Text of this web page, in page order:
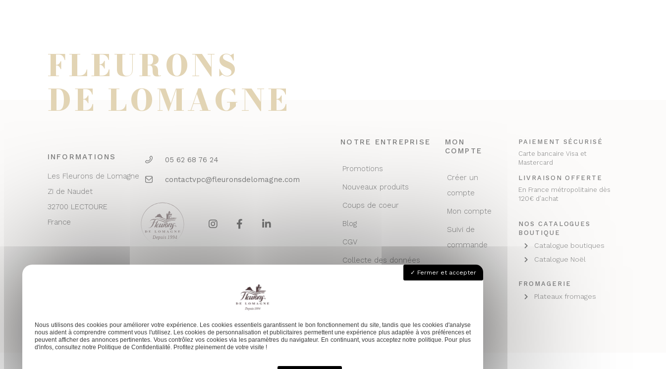
FLEURONS
DE LOMAGNE
INFORMATIONS
Les Fleurons de Lomagne
ZI de Naudet
32700 LECTOURE
France
05 62 68 76 24
contactvpc@fleuronsdelomagne.com
Depuis 1994
NOTRE ENTREPRISE
Promotions
Nouveaux produits
Coups de coeur
Blog
CGV
Collecte des données
MON
COMPTE
Créer un
compte
Mon compte
Suivi de
commande
PAIEMENT SÉCURISÉ
Carte bancaire Visa et
Mastercard
LIVRAISON OFFERTE
En France métropolitaine dès
120€ d’achat
NOS CATALOGUES
BOUTIQUE
Catalogue boutiques
Catalogue Noël
FROMAGERIE
Plateaux fromages
Fermer et accepter
Nous utilisons des cookies pour améliorer votre expérience. Les cookies essentiels garantissent le bon fonctionnement du site, tandis que les cookies d'analyse
nous aident à comprendre comment vous l'utilisez. Les cookies de personnalisation et publicitaires permettent une expérience plus adaptée à vos préférences et
peuvent afficher des annonces pertinentes. Vous contrôlez vos cookies via les paramètres du navigateur. En continuant, vous acceptez notre politique. Pour plus
d'infos, consultez notre Politique de Confidentialité. Profitez pleinement de votre visite !